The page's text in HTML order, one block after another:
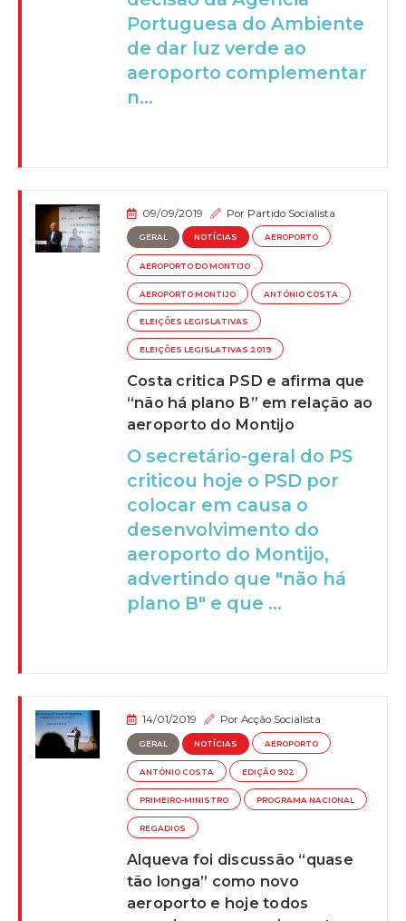
Portuguesa do Ambiente
de dar luz verde ao
aeroporto complementar
n...
09/09/2019 Por Partido Socialista
GERAL NOTÍCIAS AEROPORTO
AEROPORTO DO MONTIJO
AEROPORTO MONTIJO ANTÓNIO COSTA
ELEIÇÕES LEGISLATIVAS
ELEIÇÕES LEGISLATIVAS 2019
Costa critica PSD e afirma que
“não há plano B” em relação ao
aeroporto do Montijo
O secretário-geral do PS
criticou hoje o PSD por
colocar em causa o
desenvolvimento do
aeroporto do Montijo,
advertindo que "não há
plano B" e que ...
14/01/2019 PorAcção Socialista
GERAL NOTÍCIAS AEROPORTO
ANTÓNIO COSTA EDIÇÃO 902
PRIMEIRO-MINISTRO PROGRAMA NACIONAL
REGADIOS
Alqueva foi discussão “quase
tão longa” como novo
aeroporto e hoje todos